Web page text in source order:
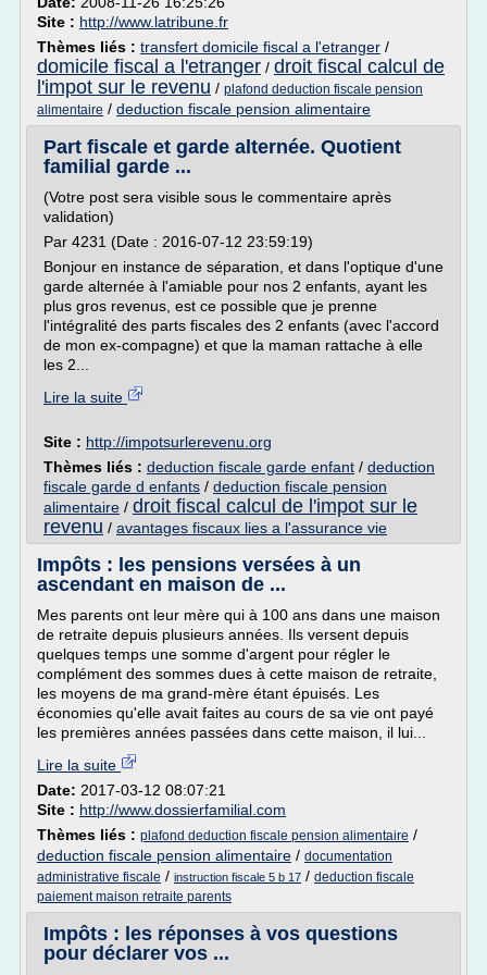
Site : http://www.latribune.fr
Thèmes liés : transfert domicile fiscal a l'etranger /
domicile fiscal a l'etranger / droit fiscal calcul de
l'impot sur le revenu / plafond deduction fiscale pension
alimentaire / deduction fiscale pension alimentaire
Part fiscale et garde alternée. Quotient
familial garde ...
(Votre post sera visible sous le commentaire après
validation)
Par 4231 (Date : 2016-07-12 23:59:19)
Bonjour en instance de séparation, et dans l'optique d'une
garde alternée à l'amiable pour nos 2 enfants, ayant les
plus gros revenus, est ce possible que je prenne
l'intégralité des parts fiscales des 2 enfants (avec l'accord
de mon ex-compagne) et que la maman rattache à elle
les 2...
Lire la suite
Site : http://impotsurlerevenu.org
Thèmes liés : deduction fiscale garde enfant / deduction
fiscale garde d enfants / deduction fiscale pension
alimentaire / droit fiscal calcul de l'impot sur le
revenu / avantages fiscaux lies a l'assurance vie
Impôts : les pensions versées à un
ascendant en maison de ...
Mes parents ont leur mère qui à 100 ans dans une maison
de retraite depuis plusieurs années. Ils versent depuis
quelques temps une somme d'argent pour régler le
complément des sommes dues à cette maison de retraite,
les moyens de ma grand-mère étant épuisés. Les
économies qu'elle avait faites au cours de sa vie ont payé
les premières années passées dans cette maison, il lui...
Lire la suite
Date: 2017-03-12 08:07:21
Site : http://www.dossierfamilial.com
Thèmes liés : plafond deduction fiscale pension alimentaire /
deduction fiscale pension alimentaire / documentation
administrative fiscale / instruction fiscale 5 b 17 / deduction fiscale
paiement maison retraite parents
Impôts : les réponses à vos questions
pour déclarer vos ...